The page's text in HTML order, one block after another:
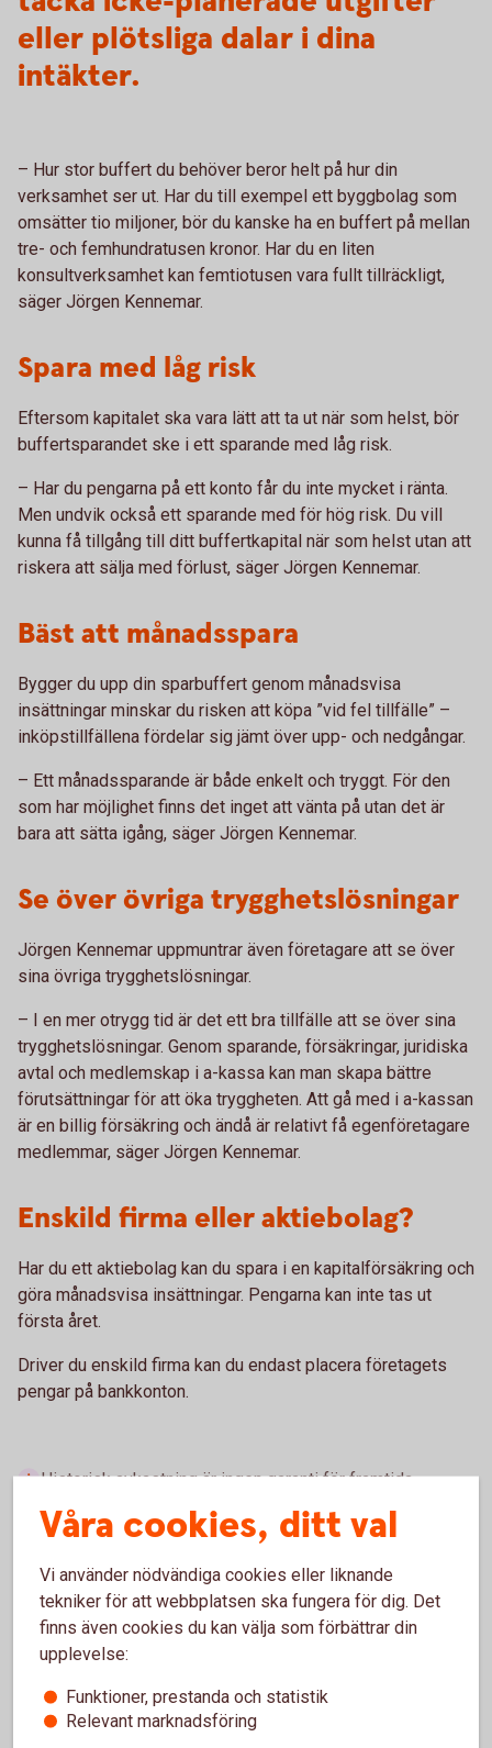
eller plötsliga dalar i dina
intäkter.
– Hur stor buffert du behöver beror helt på hur din
verksamhet ser ut. Har du till exempel ett byggbolag som
omsätter tio miljoner, bör du kanske ha en buffert på mellan
tre- och femhundratusen kronor. Har du en liten
konsultverksamhet kan femtiotusen vara fullt tillräckligt,
säger Jörgen Kennemar.
Spara med låg risk
Eftersom kapitalet ska vara lätt att ta ut när som helst, bör
buffertsparandet ske i ett sparande med låg risk.
– Har du pengarna på ett konto får du inte mycket i ränta.
Men undvik också ett sparande med för hög risk. Du vill
kunna få tillgång till ditt buffertkapital när som helst utan att
riskera att sälja med förlust, säger Jörgen Kennemar.
Bäst att månadsspara
Bygger du upp din sparbuffert genom månadsvisa
insättningar minskar du risken att köpa ”vid fel tillfälle” –
inköpstillfällena fördelar sig jämt över upp- och nedgångar.
– Ett månadssparande är både enkelt och tryggt. För den
som har möjlighet finns det inget att vänta på utan det är
bara att sätta igång, säger Jörgen Kennemar.
Se över övriga trygghetslösningar
Jörgen Kennemar uppmuntrar även företagare att se över
sina övriga trygghetslösningar.
– I en mer otrygg tid är det ett bra tillfälle att se över sina
trygghetslösningar. Genom sparande, försäkringar, juridiska
avtal och medlemskap i a-kassa kan man skapa bättre
förutsättningar för att öka tryggheten. Att gå med i a-kassan
är en billig försäkring och ändå är relativt få egenföretagare
medlemmar, säger Jörgen Kennemar.
Enskild firma eller aktiebolag?
Har du ett aktiebolag kan du spara i en kapitalförsäkring och
göra månadsvisa insättningar. Pengarna kan inte tas ut
första året.
Driver du enskild firma kan du endast placera företagets
pengar på bankkonton.
Historisk avkastning är ingen garanti för framtida
avkastning. Investeringar i finansiella instrument innebär
en risk och du kan förlora hela eller delar av ditt
för fonder finns iFondlistan .
Sparkonton för företag
Våra cookies, ditt val
Vi använder nödvändiga cookies eller liknande
tekniker för att webbplatsen ska fungera för dig. Det
finns även cookies du kan välja som förbättrar din
upplevelse:
Funktioner, prestanda och statistik
Relevant marknadsföring